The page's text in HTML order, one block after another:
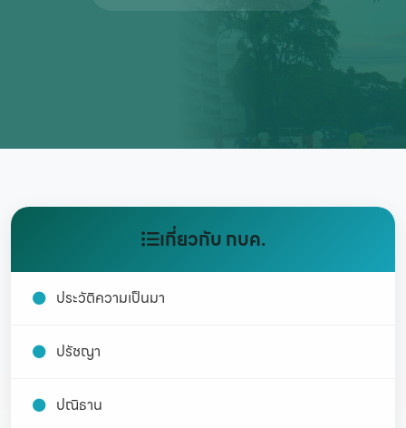
เกี่ยวกับ กบค.
ประวัติความเป็นมา
ปรัชญา
ปณิธาน